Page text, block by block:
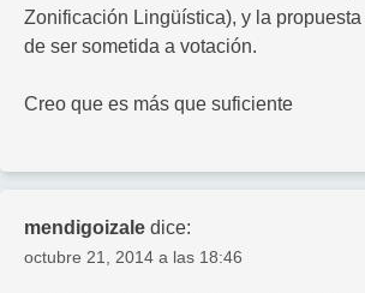
Zonificación Lingüística), y la
de ser sometida a votación.
Creo que es más que suficiente
mendigoizale dice:
octubre 21, 2014 a las 18:46